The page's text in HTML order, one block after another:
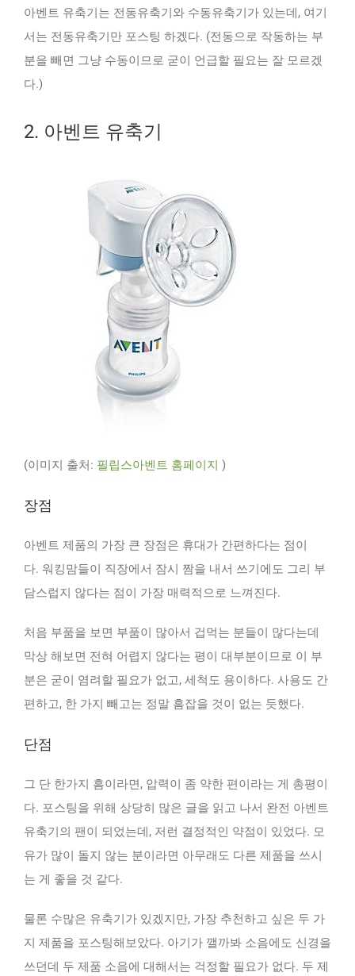
아벤트 유축기는 전동유축기와 수동유축기가 있는데, 여기
서는 전동유축기만 포스팅 하겠다. (전동으로 작동하는 부
분을 빼면 그냥 수동이므로 굳이 언급할 필요는 잘 모르겠
다.)
2. 아벤트 유축기
(이미지 출처: 필립스아벤트 홈페이지 )
장점
아벤트 제품의 가장 큰 장점은 휴대가 간편하다는 점이
다. 워킹맘들이 직장에서 잠시 짬을 내서 쓰기에도 그리 부
담스럽지 않다는 점이 가장 매력적으로 느껴진다.
처음 부품을 보면 부품이 많아서 겁먹는 분들이 많다는데
막상 해보면 전혀 어렵지 않다는 평이 대부분이므로 이 부
분은 굳이 염려할 필요가 없고, 세척도 용이하다. 사용도 간
편하고, 한 가지 빼고는 정말 흠잡을 것이 없는 듯했다.
단점
그 단 한가지 흠이라면, 압력이 좀 약한 편이라는 게 총평이
다. 포스팅을 위해 상당히 많은 글을 읽고 나서 완전 아벤트
유축기의 팬이 되었는데, 저런 결정적인 약점이 있었다. 모
유가 많이 돌지 않는 분이라면 아무래도 다른 제품을 쓰시
는 게 좋을 것 같다.
물론 수많은 유축기가 있겠지만, 가장 추천하고 싶은 두 가
지 제품을 포스팅해보았다. 아기가 깰까봐 소음에도 신경을
쓰던데 두 제품 소음에 대해서는 걱정할 필요가 없다. 두 제